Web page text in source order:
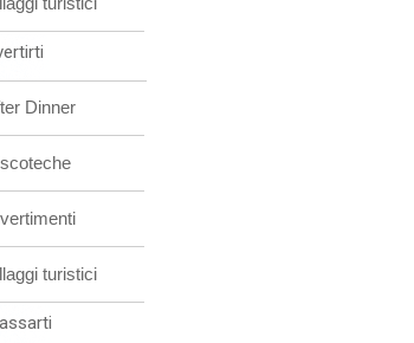
Dinner
turistici